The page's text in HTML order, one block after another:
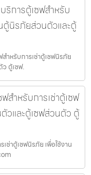
การตู้เซฟสำหรับ
ตู้นิรภัยส่วนตัวและตู้
หรับการเช่าตู้เซฟนิรภัย
ตู้เซฟ.
สำหรับการเช่าตู้เซฟ
วและตู้เซฟส่วนตัว ตู้
ช่าตู้เซฟนิรภัย เพื่อใช้งาน